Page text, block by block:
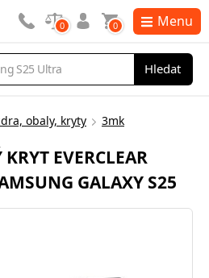
Hledat
0 0 Menu
obaly, kryty 3mk
EVERCLEAR
GALAXY S25